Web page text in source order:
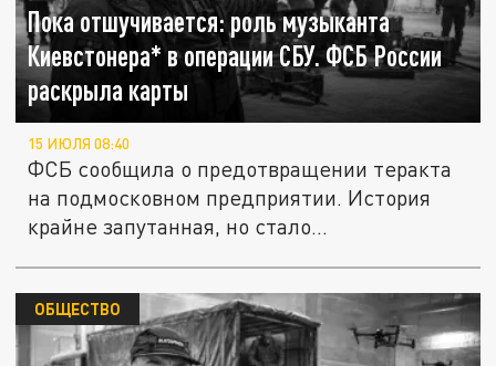
Пока отшучивается: роль музыканта
Киевстонера* в операции СБУ. ФСБ России
раскрыла карты
15 ИЮЛЯ 08:40
ФСБ сообщила о предотвращении теракта
на подмосковном предприятии. История
крайне запутанная, но стало...
ОБЩЕСТВО